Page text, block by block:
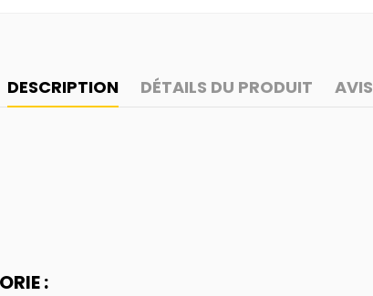
DESCRIPTION DÉTAILS DU PRODUIT AVIS
: